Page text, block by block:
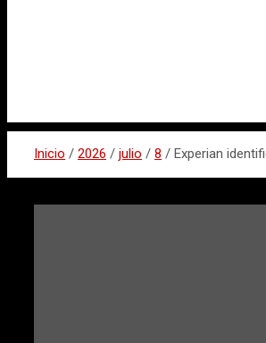
Inicio 2026 julio 8 Experian